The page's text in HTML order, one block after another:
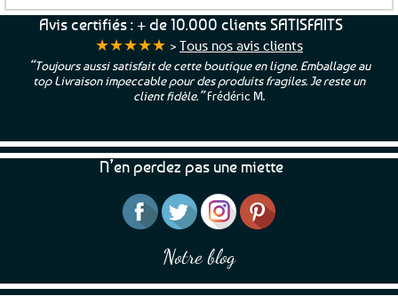
Avis certifiés : + de 10.000 clients SATISFAITS
★★★★★ > Tous nos avis clients
“Toujours aussi satisfait de cette boutique en ligne. Emballage au
top Livraison impeccable pour des produits fragiles. Je reste un
client fidèle.”Frédéric M.
N’en perdez pas une miette
Notre blog